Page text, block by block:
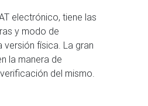
electrónico, tiene las
y modo de
versión física. La gran
la manera de
del mismo.